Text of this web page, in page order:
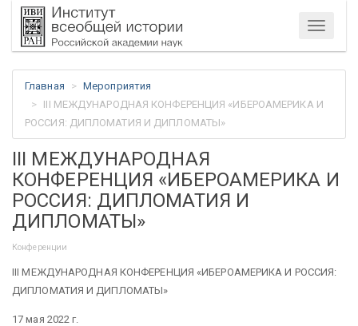
Меню
Главная
Мероприятия
III МЕЖДУНАРОДНАЯ КОНФЕРЕНЦИЯ «ИБЕРОАМЕРИКА И
РОССИЯ: ДИПЛОМАТИЯ И ДИПЛОМАТЫ»
III МЕЖДУНАРОДНАЯ
КОНФЕРЕНЦИЯ «ИБЕРОАМЕРИКА И
РОССИЯ: ДИПЛОМАТИЯ И
ДИПЛОМАТЫ»
Конференции
III МЕЖДУНАРОДНАЯ КОНФЕРЕНЦИЯ «ИБЕРОАМЕРИКА И РОССИЯ:
ДИПЛОМАТИЯ И ДИПЛОМАТЫ»
17 мая 2022 г.